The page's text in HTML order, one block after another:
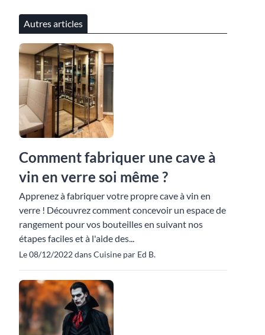
Autres articles
Comment fabriquer une cave à
vin en verre soi même ?
Apprenez à fabriquer votre propre cave à vin en
verre ! Découvrez comment concevoir un espace de
rangement pour vos bouteilles en suivant nos
étapes faciles et à l'aide des...
Le 08/12/2022 dans Cuisine par Ed B.